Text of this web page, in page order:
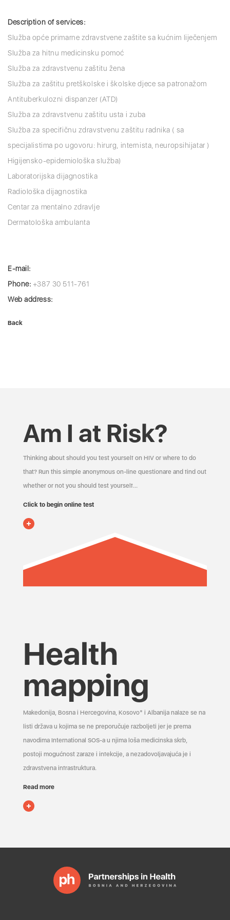
Description of services:
Služba opće primarne zdravstvene zaštite sa kućnim liječenjem
Služba za hitnu medicinsku pomoć
Služba za zdravstvenu zaštitu žena
Služba za zaštitu pretškolske i školske djece sa patronažom
Antituberkulozni dispanzer (ATD)
Služba za zdravstvenu zaštitu usta i zuba
Služba za specifičnu zdravstvenu zaštitu radnika ( sa
specijalistima po ugovoru: hirurg, internista, neuropsihijatar )
Higijensko-epidemiološka služba)
Laboratorijska dijagnostika
Radiološka dijagnostika
Centar za mentalno zdravlje
Dermatološka ambulanta
E-mail:
Phone: +387 30 511-761
Web address:
Back
Am I at Risk?
Thinking about should you test yourself on HIV or where to do
that? Run this simple anonymous on-line questionare and find out
whether or not you should test yourself…
Click to begin online test
Health
mapping
Makedonija, Bosna i Hercegovina, Kosovo* i Albanija nalaze se na
listi država u kojima se ne preporučuje razboljeti jer je prema
navodima International SOS-a u njima loša medicinska skrb,
postoji mogućnost zaraze i infekcije, a nezadovoljavajuća je i
zdravstvena infrastruktura.
Read more